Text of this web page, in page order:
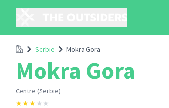
Accueil
Serbie Mokra Gora
Mokra Gora
Centre (Serbie)
★★★ ★ ★